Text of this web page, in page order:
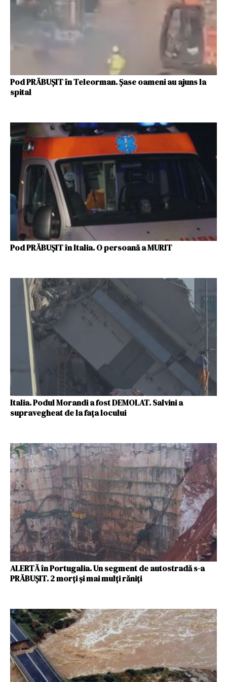
Pod PRĂBUŞIT în Teleorman. Şase oameni au ajuns la
spital
Pod PRĂBUȘIT în Italia. O persoană a MURIT
Italia. Podul Morandi a fost DEMOLAT. Salvini a
supravegheat de la fața locului
ALERTĂ în Portugalia. Un segment de autostradă s-a
PRĂBUȘIT. 2 morți și mai mulți răniți